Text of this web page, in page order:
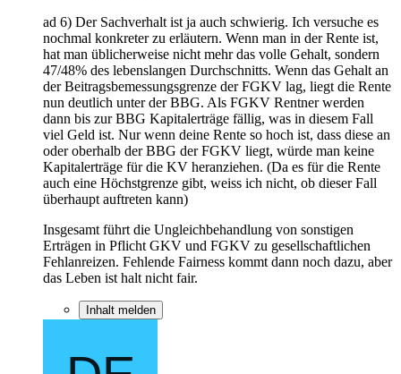
ad 6) Der Sachverhalt ist ja auch schwierig. Ich versuche es
nochmal konkreter zu erläutern. Wenn man in der Rente ist,
hat man üblicherweise nicht mehr das volle Gehalt, sondern
47/48% des lebenslangen Durchschnitts. Wenn das Gehalt an
der Beitragsbemessungsgrenze der FGKV lag, liegt die Rente
nun deutlich unter der BBG. Als FGKV Rentner werden
dann bis zur BBG Kapitalerträge fällig, was in diesem Fall
viel Geld ist. Nur wenn deine Rente so hoch ist, dass diese an
oder oberhalb der BBG der FGKV liegt, würde man keine
Kapitalerträge für die KV heranziehen. (Da es für die Rente
auch eine Höchstgrenze gibt, weiss ich nicht, ob dieser Fall
überhaupt auftreten kann)
Insgesamt führt die Ungleichbehandlung von sonstigen
Erträgen in Pflicht GKV und FGKV zu gesellschaftlichen
Fehlanreizen. Fehlende Fairness kommt dann noch dazu, aber
das Leben ist halt nicht fair.
Inhalt melden